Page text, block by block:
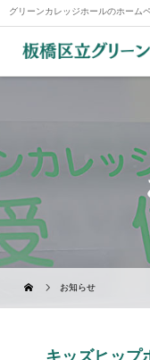
グリーンカレッジホールのホーム
お知らせ
キッズヒッ